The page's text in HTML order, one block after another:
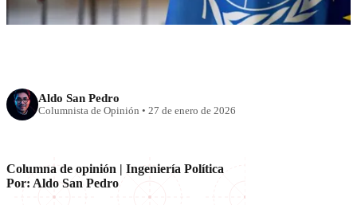
Aldo San Pedro
Columnista de Opinión • 27 de enero de 2026
Columna de opinión | Ingeniería Política
Por: Aldo San Pedro